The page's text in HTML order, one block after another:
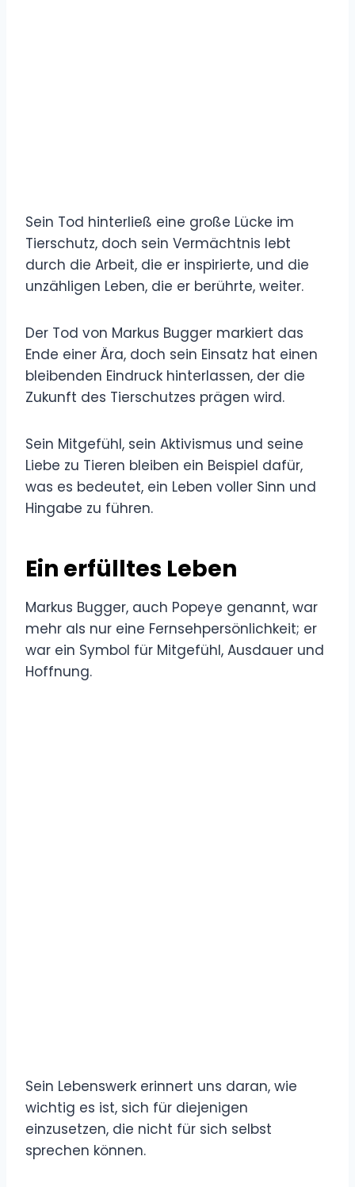
Sein Tod hinterließ eine große Lücke im
Tierschutz, doch sein Vermächtnis lebt
durch die Arbeit, die er inspirierte, und die
unzähligen Leben, die er berührte, weiter.
Der Tod von Markus Bugger markiert das
Ende einer Ära, doch sein Einsatz hat einen
bleibenden Eindruck hinterlassen, der die
Zukunft des Tierschutzes prägen wird.
Sein Mitgefühl, sein Aktivismus und seine
Liebe zu Tieren bleiben ein Beispiel dafür,
was es bedeutet, ein Leben voller Sinn und
Hingabe zu führen.
Ein erfülltes Leben
Markus Bugger, auch Popeye genannt, war
mehr als nur eine Fernsehpersönlichkeit; er
war ein Symbol für Mitgefühl, Ausdauer und
Hoffnung.
Sein Lebenswerk erinnert uns daran, wie
wichtig es ist, sich für diejenigen
einzusetzen, die nicht für sich selbst
sprechen können.